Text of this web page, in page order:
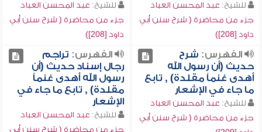
للشيخ: عبد المحسن العباد
جزء من محاضرة ( شرح سنن أبي
داود [208])
للشيخ: عبد المحسن العباد
جزء من محاضرة ( شرح سنن أبي
داود [208])
الفهرس: شرح
حديث (أن رسول الله
أهدى غنماً مقلدة) , تابع
ما جاء في الإشعار
للشيخ: عبد المحسن العباد
جزء من محاضرة ( شرح سنن أبي
الفهرس: تراجم
رجال إسناد حديث (أن
رسول الله أهدى غنماً
مقلدة) , تابع ما جاء في
الإشعار
للشيخ: عبد المحسن العباد
جزء من محاضرة ( شرح سنن أبي